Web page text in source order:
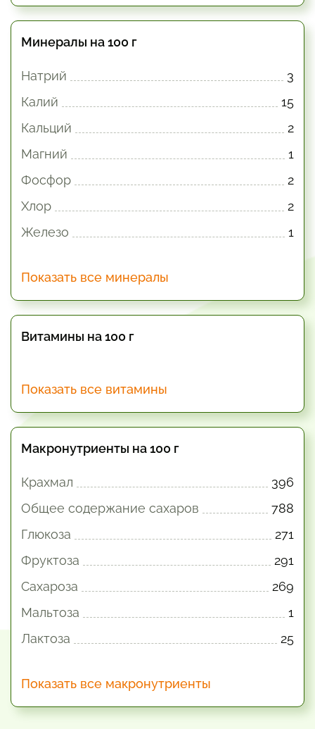
Минералы на 100 г
Натрий
3
Калий
15
Кальций
2
Магний
1
Фосфор
2
Хлор
2
Железо
1
Показать все минералы
Витамины на 100 г
Показать все витамины
Макронутриенты на 100 г
Крахмал
396
Общее содержание сахаров
788
Глюкоза
271
Фруктоза
291
Сахароза
269
Мальтоза
1
Лактоза
25
Показать все макронутриенты